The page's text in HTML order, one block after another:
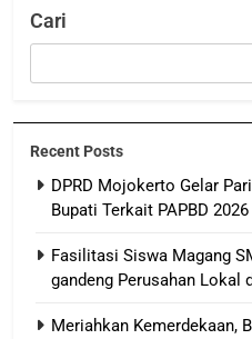
Cari
Recent Posts
DPRD Mojokerto Gelar
Bupati Terkait PAPBD
Fasilitasi Siswa Magang
gandeng Perusahan Lokal
Meriahkan Kemerdekaan,